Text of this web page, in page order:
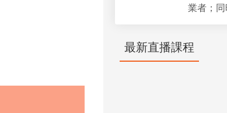
業者；
到的各種
司的老闆
最新直播課程